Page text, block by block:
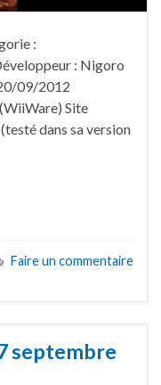
:
: Nigoro
09/2012
Site
dans sa version
Faire un commentaire
septembre